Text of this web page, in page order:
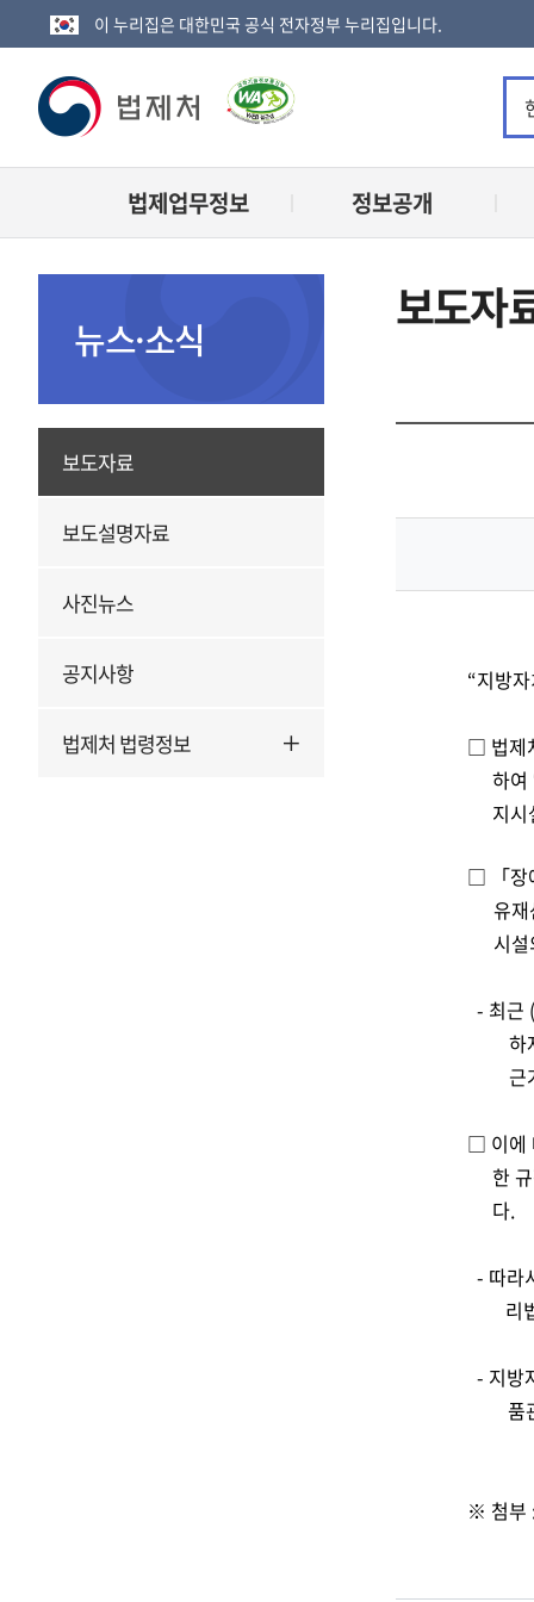
이 누리집은 대한민국 공식 전자정부 누리집입니다.
법
제
로
법제업무정보 정보공개
뉴스·소식
보도자료
보도설명자료
사진뉴스
공지사항
법제처 법령정보
보도자
“지방
□ 법제
하여
지
□ 「
유
시
- 최근
하
근
□ 이에
한
다.
- 따라
리
- 지방
품
※ 첨부